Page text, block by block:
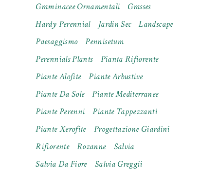
Graminacee Ornamentali
Grasses
Hardy Perennial
Jardin Sec
Landscape
Paesaggismo
Pennisetum
Perennials Plants
Pianta Rifiorente
Piante Alofite
Piante Arbustive
Piante Da Sole
Piante Mediterranee
Piante Perenni
Piante Tappezzanti
Piante Xerofite
Progettazione Giardini
Rifiorente
Rozanne
Salvia
Salvia Da Fiore
Salvia Greggii